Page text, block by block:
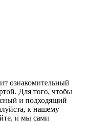
ознакомительный
Для того, чтобы
и подходящий
к нашему
и мы сами